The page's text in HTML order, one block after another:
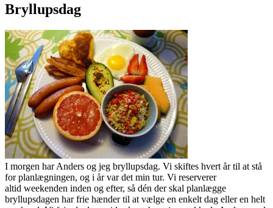
Bryllupsdag
I morgen har Anders og jeg bryllupsdag. Vi skiftes hvert år til at stå
for planlægningen, og i år var det min tur. Vi reserverer
altid weekenden inden og efter, så dén der skal planlægge
bryllupsdagen har frie hænder til at vælge en enkelt dag eller en helt